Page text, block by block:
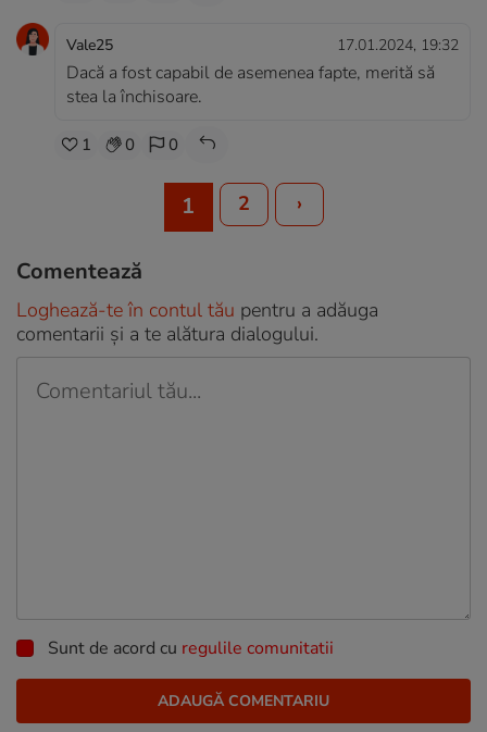
Vale25 17.01.2024, 19:32
Dacă a fost capabil de asemenea fapte, merită să
stea la închisoare.
1 0 0
1 2 ›
Comentează
Loghează-te în contul tău pentru a adăuga
comentarii și a te alătura dialogului.
Sunt de acord cu regulile comunitatii